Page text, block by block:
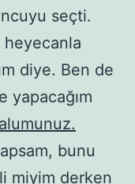
seçti.
heyecanla
diye. Ben de
yapacağım
bunu
miyim derken